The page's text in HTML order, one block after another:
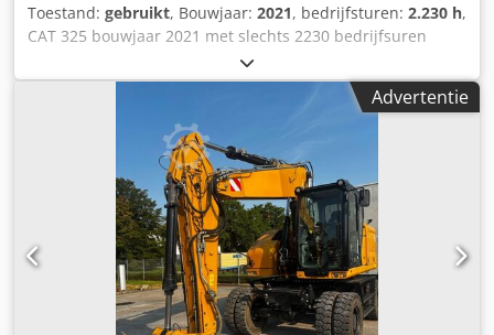
Toestand: gebruikt, Bouwjaar: 2021, bedrijfsturen: 2.230 h,
CAT 325 bouwjaar 2021 met slechts 2230 bedrijfsuren
Topconditie Bedrijfsgewicht ca. 28.500 kg Credszg S Abspfx
Ah Hjf Motor: Cat C4.4 turbodieselmotor, motorvermogen
128,5 kW (172 pk) Cilinderinhoud 4,4 liter, emissienorm EU
Stage V, brandstoftank ca. 313 liter Hydraulisch systeem
ca. 230 liter Max. graafdiepte 6,70 m max. Airconditioning
CE-certificering
Advertentie